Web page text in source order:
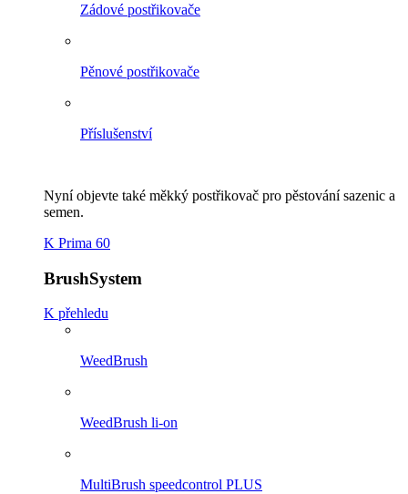
Zádové postřikovače
Pěnové postřikovače
Příslušenství
Nyní objevte také měkký postřikovač pro pěstování sazenic a
semen.
K Prima 60
BrushSystem
K přehledu
WeedBrush
WeedBrush li-on
MultiBrush speedcontrol PLUS